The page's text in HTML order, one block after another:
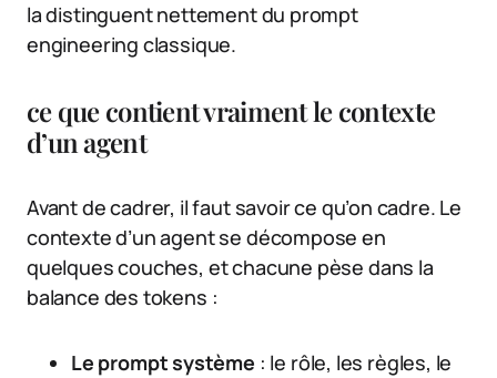
la distinguent nettement du prompt
engineering classique.
ce que contient vraiment le contexte
d’un agent
Avant de cadrer, il faut savoir ce qu’on cadre. Le
contexte d’un agent se décompose en
quelques couches, et chacune pèse dans la
balance des tokens :
Le prompt système : le rôle, les règles, le